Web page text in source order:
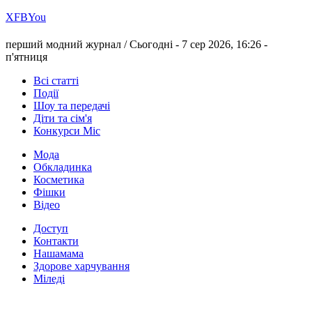
ХFBYou
перший модний журнал /Сьогодні - 7 сер 2026, 16:26 -
п'ятниця
Всі статті
Події
Шоу та передачі
Діти та сім'я
Конкурси Міс
Мода
Обкладинка
Косметика
Фішки
Відео
Доступ
Контакти
Нашамама
Здорове харчування
Міледі